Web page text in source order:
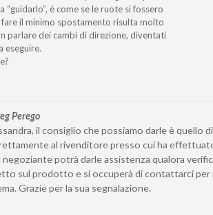
“guidarlo”, è come se le ruote si fossero
fare il minimo spostamento risulta molto
parlare dei cambi di direzione, diventati
eseguire.
Perego
il consiglio che possiamo darle è quello di
al rivenditore presso cui ha
negoziante potrà darle assistenza qualora
sul prodotto e si occuperà di contattarci per
Grazie per la sua segnalazione.